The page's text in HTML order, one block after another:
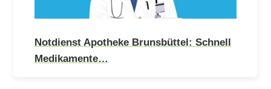
Notdienst Apotheke Brunsbüttel: Schnell
Medikamente…